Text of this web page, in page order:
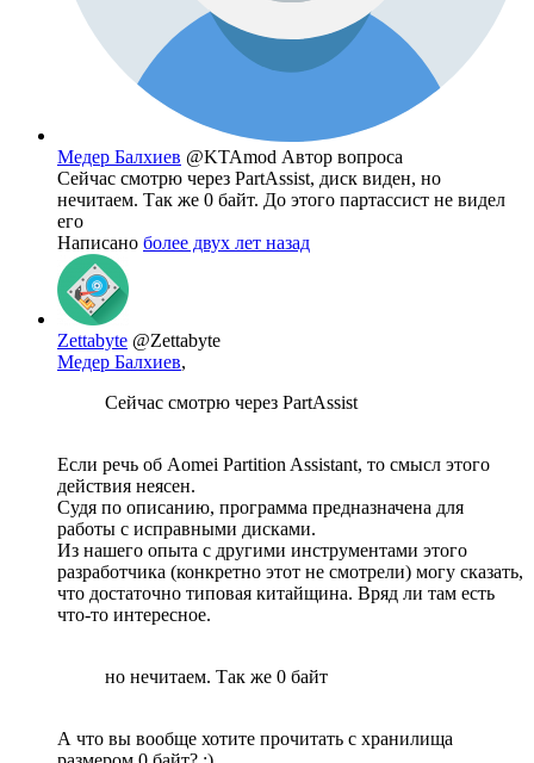
Медер Балхиев @KTAmod Автор вопроса
Сейчас смотрю через PartAssist, диск виден, но
нечитаем. Так же 0 байт. До этого партассист не видел
его
Написано более двух лет назад
Zettabyte @Zettabyte
Медер Балхиев,
Сейчас смотрю через PartAssist
Если речь об Aomei Partition Assistant, то смысл этого
действия неясен.
Судя по описанию, программа предназначена для
работы с исправными дисками.
Из нашего опыта с другими инструментами этого
разработчика (конкретно этот не смотрели) могу сказать,
что достаточно типовая китайщина. Вряд ли там есть
что-то интересное.
но нечитаем. Так же 0 байт
А что вы вообще хотите прочитать с хранилища